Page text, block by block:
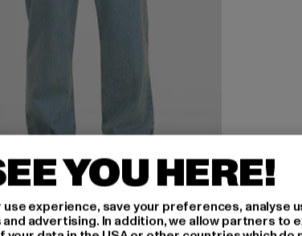
YOU HERE!
experience, save your preferences, analyse
advertising. In addition, we allow partners to